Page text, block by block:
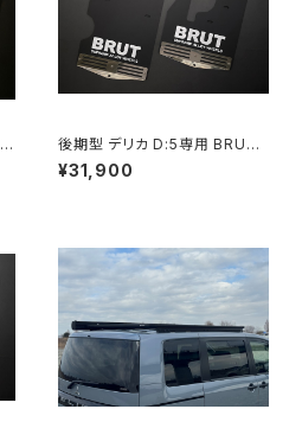
後期型 デリカ D:5専用 BRUT
マッドフラップ
¥31,900